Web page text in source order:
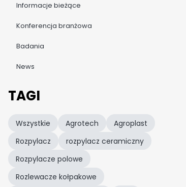
Informacje bieżące
Konferencja branżowa
Badania
News
TAGI
Wszystkie Agrotech
Agroplast
Rozpylacz
rozpylacz ceramiczny
Rozpylacze polowe
Rozlewacze kołpakowe